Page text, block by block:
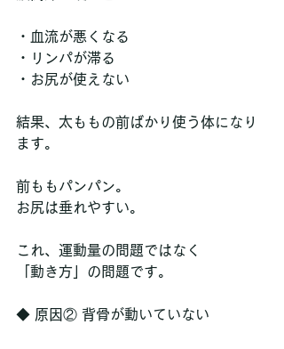
・血流が悪くなる
・リンパが滞る
・お尻が使えない
結果、太ももの前ばかり使う体になり
ます。
前ももパンパン。
お尻は垂れやすい。
これ、運動量の問題ではなく
「動き方」の問題です。
◆ 原因② 背骨が動いていない